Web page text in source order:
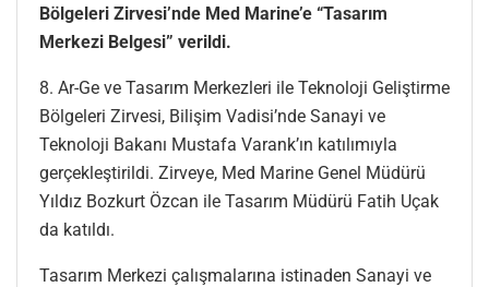
Bölgeleri Zirvesi’nde Med Marine’e “Tasarım
Merkezi Belgesi” verildi.
8. Ar-Ge ve Tasarım Merkezleri ile Teknoloji Geliştirme
Bölgeleri Zirvesi, Bilişim Vadisi’nde Sanayi ve
Teknoloji Bakanı Mustafa Varank’ın katılımıyla
gerçekleştirildi. Zirveye, Med Marine Genel Müdürü
Yıldız Bozkurt Özcan ile Tasarım Müdürü Fatih Uçak
da katıldı.
Tasarım Merkezi çalışmalarına istinaden Sanayi ve